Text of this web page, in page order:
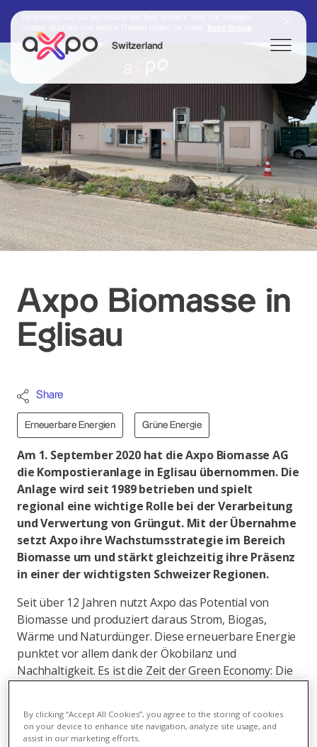
Switzerland
Search
Axpo Group
Axpo Biomasse in
Eglisau
Share
Erneuerbare Energien Grüne Energie
Am 1. September 2020 hat die Axpo Biomasse AG
die Kompostieranlage in Eglisau übernommen. Die
Anlage wird seit 1989 betrieben und spielt
regional eine wichtige Rolle bei der Verarbeitung
und Verwertung von Grüngut. Mit der Übernahme
setzt Axpo ihre Wachstumsstrategie im Bereich
Biomasse um und stärkt gleichzeitig ihre Präsenz
in einer der wichtigsten Schweizer Regionen.
Seit über 12 Jahren nutzt Axpo das Potential von
Biomasse und produziert daraus Strom, Biogas,
Wärme und Naturdünger. Diese erneuerbare Energie
punktet vor allem dank der Ökobilanz und
Nachhaltigkeit. Es ist die Zeit der Green Economy: Die
Diversifizierung. Axpo will die Menge an Grüngut, die
sie verwertet steigen und gleichzeitig Menge und
By clicking “Accept All Cookies”, you agree to the storing of cookies
on your device to enhance site navigation, analyze site usage, and
assist in our marketing efforts.